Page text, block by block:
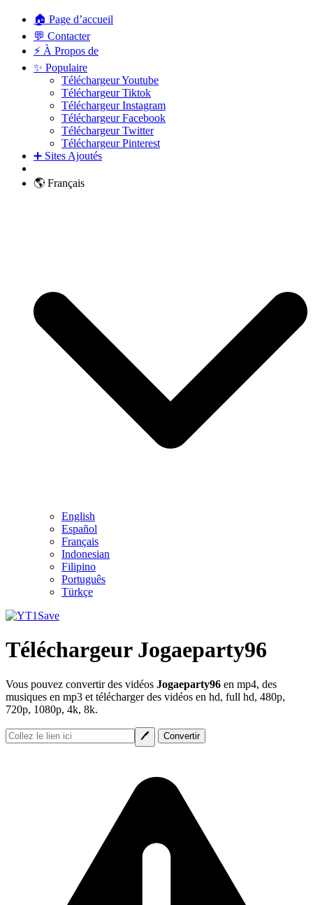
🏠 Page d’accueil
💬 Contacter
⚡ À Propos de
✨ Populaire
Téléchargeur Youtube
Téléchargeur Tiktok
Téléchargeur Instagram
Téléchargeur Facebook
Téléchargeur Twitter
Téléchargeur Pinterest
➕ Sites Ajoutés
🌎 Français
English
Español
Français
Indonesian
Filipino
Português
Türkçe
Téléchargeur Jogaeparty96
Vous pouvez convertir des vidéos Jogaeparty96 en mp4, des
musiques en mp3 et télécharger des vidéos en hd, full hd, 480p,
720p, 1080p, 4k, 8k.